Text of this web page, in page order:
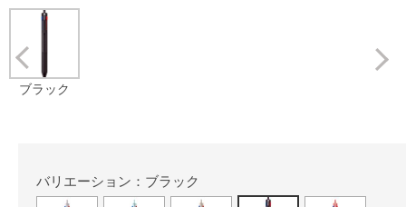
ブラック
Prev
バリエーション：ブラック